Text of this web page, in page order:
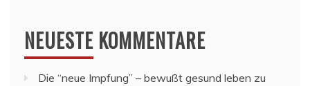
NEUESTE KOMMENTARE
Die “neue Impfung” – bewußt gesund leben zu